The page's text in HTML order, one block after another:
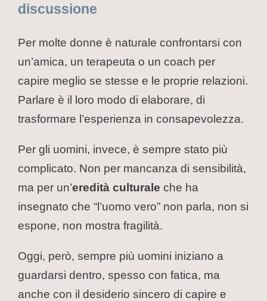
discussione
Per molte donne è naturale confrontarsi con
un’amica, un terapeuta o un coach per
capire meglio se stesse e le proprie relazioni.
Parlare è il loro modo di elaborare, di
trasformare l’esperienza in consapevolezza.
Per gli uomini, invece, è sempre stato più
complicato. Non per mancanza di sensibilità,
ma per un’eredità culturale che ha
insegnato che “l’uomo vero” non parla, non si
espone, non mostra fragilità.
Oggi, però, sempre più uomini iniziano a
guardarsi dentro, spesso con fatica, ma
anche con il desiderio sincero di capire e